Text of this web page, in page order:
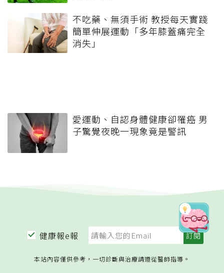
不吃藥、無須手術 教授每天實踐
簡單伸展運動「多年膝蓋痛完全
消失」
愛運動、自認身體健康卻罹癌 男
子驚覺夜晚一現象竟是警訊
健康報e報
本站內容僅供參考，一切診斷與治療請遵從醫師指導。